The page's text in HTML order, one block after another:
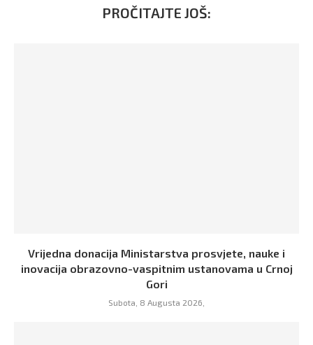
PROČITAJTE JOŠ:
Vrijedna donacija Ministarstva prosvjete, nauke i
inovacija obrazovno-vaspitnim ustanovama u Crnoj
Gori
Subota, 8 Augusta 2026,